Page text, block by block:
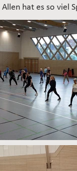
Allen hat es so viel